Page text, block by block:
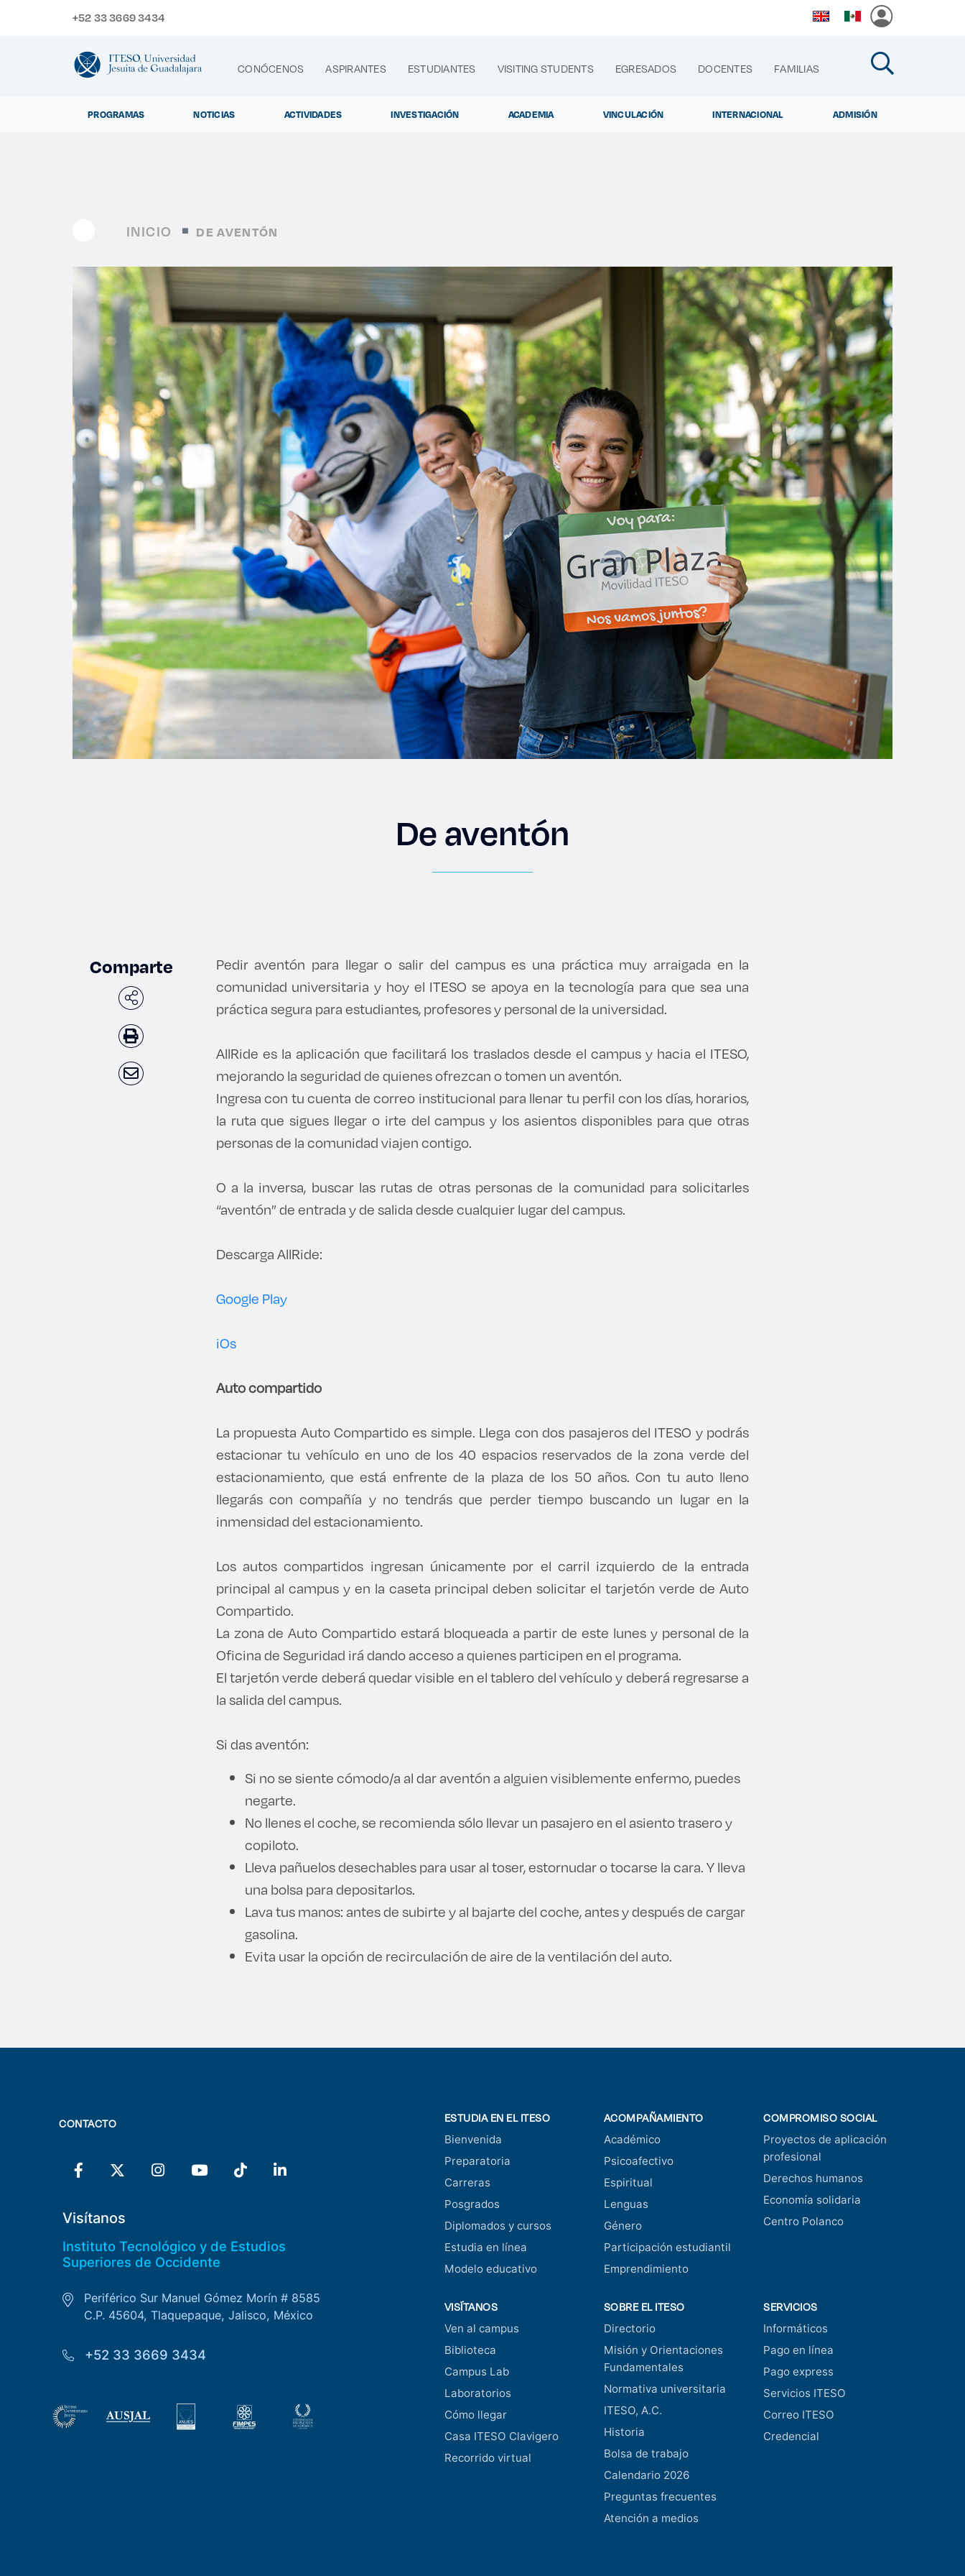
+52 33 3669 3434
CONÓCENOS ASPIRANTES ESTUDIANTES VISITING STUDENTS EGRESADOS DOCENTES FAMILIAS
PROGRAMAS NOTICIAS ACTIVIDADES INVESTIGACIÓN ACADEMIA VINCULACIÓN INTERNACIONAL ADMISIÓN
Diplomados y C|
Enlaces de interés
Aspirantes
Becas
Graduaciones
CRUCE
Derecho
Lo más buscado
Carreras
Derecho
Prepa ITESO
Becas
Sustentabilidad
INICIO DE AVENTÓN
De aventón
Comparte
Pedir aventón para llegar o salir del campus es una práctica muy arraigada en la
comunidad universitaria y hoy el ITESO se apoya en la tecnología para que sea una
práctica segura para estudiantes, profesores y personal de la universidad.
AllRide es la aplicación que facilitará los traslados desde el campus y hacia el ITESO,
mejorando la seguridad de quienes ofrezcan o tomen un aventón.
Ingresa con tu cuenta de correo institucional para llenar tu perfil con los días, horarios,
la ruta que sigues llegar o irte del campus y los asientos disponibles para que otras
personas de la comunidad viajen contigo.
O a la inversa, buscar las rutas de otras personas de la comunidad para solicitarles
“aventón” de entrada y de salida desde cualquier lugar del campus.
Descarga AllRide:
Google Play
iOs
Auto compartido
La propuesta Auto Compartido es simple. Llega con dos pasajeros del ITESO y podrás
estacionar tu vehículo en uno de los 40 espacios reservados de la zona verde del
estacionamiento, que está enfrente de la plaza de los 50 años. Con tu auto lleno
llegarás con compañía y no tendrás que perder tiempo buscando un lugar en la
inmensidad del estacionamiento.
Los autos compartidos ingresan únicamente por el carril izquierdo de la entrada
principal al campus y en la caseta principal deben solicitar el tarjetón verde de Auto
Compartido.
La zona de Auto Compartido estará bloqueada a partir de este lunes y personal de la
Oficina de Seguridad irá dando acceso a quienes participen en el programa.
El tarjetón verde deberá quedar visible en el tablero del vehículo y deberá regresarse a
la salida del campus.
Si das aventón:
Si no se siente cómodo/a al dar aventón a alguien visiblemente enfermo, puedes
negarte.
No llenes el coche, se recomienda sólo llevar un pasajero en el asiento trasero y
copiloto.
Lleva pañuelos desechables para usar al toser, estornudar o tocarse la cara. Y lleva
una bolsa para depositarlos.
Lava tus manos: antes de subirte y al bajarte del coche, antes y después de cargar
gasolina.
Evita usar la opción de recirculación de aire de la ventilación del auto.
CONTACTO
Visítanos
Instituto Tecnológico y de Estudios
Superiores de Occidente
Periférico Sur Manuel Gómez Morín # 8585
C.P. 45604, Tlaquepaque, Jalisco, México
+52 33 3669 3434
ESTUDIA EN EL ITESO
Bienvenida
Preparatoria
Carreras
Posgrados
Diplomados y cursos
Estudia en línea
Modelo educativo
ACOMPAÑAMIENTO
Académico
Psicoafectivo
Espiritual
Lenguas
Género
Participación estudiantil
Emprendimiento
COMPROMISO SOCIAL
Proyectos de aplicación
profesional
Derechos humanos
Economía solidaria
Centro Polanco
VISÍTANOS
Ven al campus
Biblioteca
Campus Lab
Laboratorios
Cómo llegar
Casa ITESO Clavigero
Recorrido virtual
SOBRE EL ITESO
Directorio
Misión y Orientaciones
Fundamentales
Normativa universitaria
ITESO, A.C.
Historia
Bolsa de trabajo
Calendario 2026
Preguntas frecuentes
Atención a medios
SERVICIOS
Informáticos
Pago en línea
Pago express
Servicios ITESO
Correo ITESO
Credencial